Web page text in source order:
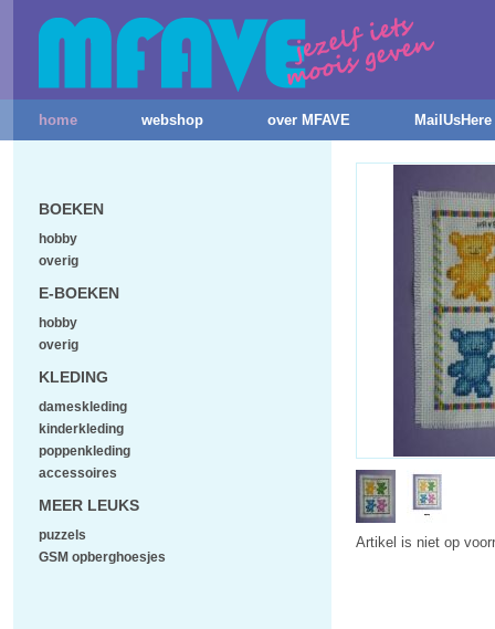
home webshop over MFAVE MailUsHere
Artikel is niet op
BOEKEN
hobby
overig
E-BOEKEN
hobby
overig
KLEDING
dameskleding
kinderkleding
poppenkleding
accessoires
MEER LEUKS
puzzels
GSM opberghoesjes